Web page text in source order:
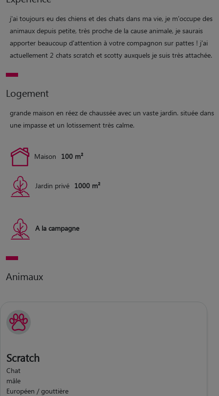
j'ai toujours eu des chiens et des chats dans ma vie, je m'occupe des
animaux depuis petite, très proche de la cause animale, je saurais
apporter beaucoup d'attention à votre compagnon sur pattes ! j'ai
actuellement 2 chats scratch et scotty auxquels je suis très attachée.
Logement
grande maison en réez de chaussée avec un vaste jardin. située dans
une impasse et un lotissement très calme.
Maison 100 m²
Jardin privé 1000 m²
A la campagne
Animaux
Scratch
Chat
mâle
Européen / gouttière